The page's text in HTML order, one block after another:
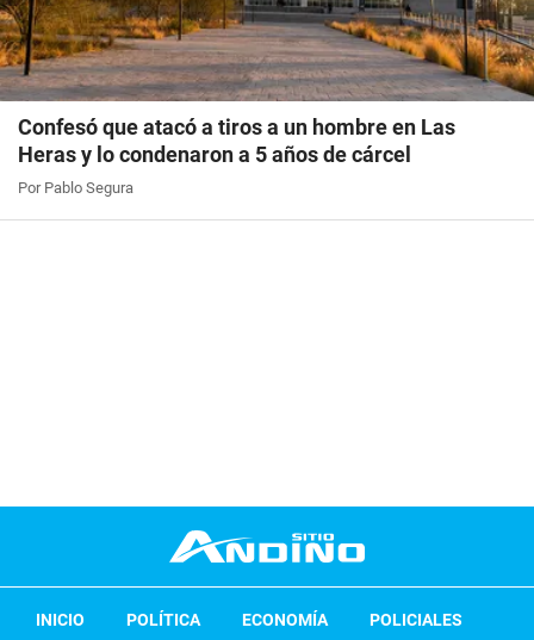
Confesó que atacó a tiros a un hombre en Las
Heras y lo condenaron a 5 años de cárcel
Por Pablo Segura
INICIO POLÍTICA ECONOMÍA POLICIALES